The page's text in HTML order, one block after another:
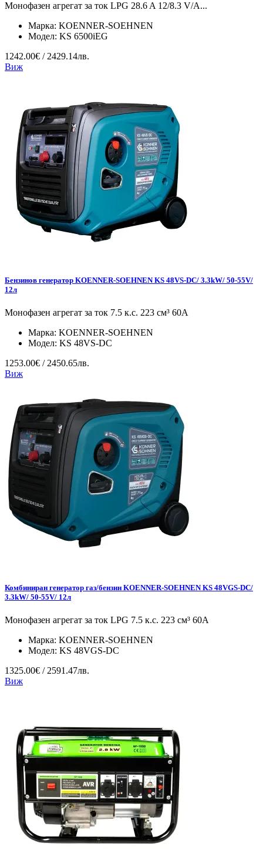
Монофазен агрегат за ток LPG 28.6 A 12/8.3 V/А...
Марка: KOENNER-SOEHNEN
Модел: KS 6500iEG
1242.00€ / 2429.14лв.
Виж
Бензинов генератор KOENNER-SOEHNEN KS 48VS-DC/ 3.3kW/ 50-55V/
12л
Монофазен агрегат за ток 7.5 к.с. 223 см³ 60А
Марка: KOENNER-SOEHNEN
Модел: KS 48VS-DC
1253.00€ / 2450.65лв.
Виж
Комбиниран генератор газ/бензин KOENNER-SOEHNEN KS 48VGS-DC/
3.3kW/ 50-55V/ 12л
Монофазен агрегат за ток LPG 7.5 к.с. 223 см³ 60А
Марка: KOENNER-SOEHNEN
Модел: KS 48VGS-DC
1325.00€ / 2591.47лв.
Виж